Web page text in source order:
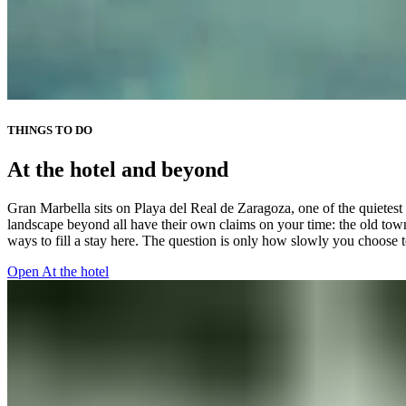
THINGS TO DO​​​​‌ ‍ ​‍​‍‌‍ ‌ ​‍‌‍‍‌‌‍‌ ‌‍‍‌‌‍ ‍​‍​‍​ ‍‍​‍​‍‌ ​ ‌‍​‌‌‍ ‍‌‍‍‌‌ ‌​‌ ‍‌​‍ ‍‌‍‍‌‌‍ ​‍​‍​‍ ​​‍​‍‌‍‍​‌ ​‍‌‍‌‌‌‍‌‍​‍​‍​ ‍‍​‍​‍‌‍‍​‌ ‌​‌ ‌​‌ ​​‌ ​ ​ ‍‍​‍ ​‍ ‌‍ ​​‍ ‌‌‍​‌‌‍ ‍‌‍‌​​‍ ‌‌ ​‍​‍ ‌‌‍‍​‌‍ ‌ ‌​‌‍‌‌‌‍ ​‌ ​ ​‍ ‌‌ ​ ‌ ‌​‌ ‌‌‌‍‌​‌‍‍‌‌‍ ​‍ ‍‌ ‌‍‌‍‌‌‌ ​‍‌‍​ ‌‍‌‌‌‍ ​​‍ ‍‌‍​‌‌ ​​‌ ​​​‍ ‌‍‍‌‌‍ ‍‌ ‌​‌‍‌‌‌‍ ‍‌ ‌​​‍ ‌‍‌‌‌‍‌​‌‍‍‌‌ ‌​​‍ ‌‍ ‌‌‍ ‌‍‌​‌‍‌‌​ ‌‌ ​​‌ ​‍‌‍‌‌‌ ​ ‌‍‌‌‌‍ ‍‌ ‌​‌‍​‌‌ ‌​‌‍‍‌‌‍ ‌‍ ‍​ ‍ ‌‍‍‌‌‍‌​​ ‌​ ‌ ​ ​ ​ ‍‌​ ​​​ ‌ ​ ​‍​ ‌ ​ ​‌​‍ ‌​ ​ ​ ‌‍‌‍​‌​ ​ ​‍ ‌​ ‌​​ ​ ​ ​‍​ ‌‍​‍ ‌​ ‍​​ ‍‌​ ‌​‌‍‌​​‍ ‌​ ‌​‌‍‌‍‌‍‌​​ ‍‌​ ​‌​ ‌‍​ ​‌​ ‌​​ ‌​​ ‍​‌‍​‍‌‍‌​​ ‍ ‌ ‌​‌ ‍‌‌ ​​‌‍‌‌​ ‌‌‍‍​‌‍ ‌ ‌​‌‍‌‌‌‍ ​‌‌​ ‌‍‍‌‌ ‌​‌‍‌‌‌‌​​‌‍​‌‌‍‌ ‌‍‌‌​ ‍ ‌ ​​‌‍​‌‌ ‌​‌‍‍​​ ‌‌ ​​‌‍​‌‌‍‌ ‌‍‌‌‌​​‍‌ ‌‌‌‍‍‌‌‍ ​‌‍‌​‌‍‌‌‌ ​‍​‍‌‌​ ‌‌‌​​‍‌‌ ‌‍‍ ‌‍‌‌‌ ‍‌​‍‌‌​ ​ ‌​‌​​‍‌‌​ ​ ‌​‌​​‍‌‌​ ​‍​ ​‍‌‍​‍​ ​ ‌‍​‍​ ‌‌​ ‍​​ ‍‌‌‍​‍​ ​‍​ ‍​​ ‌​​ ‍‌​ ​‍​‍‌‌​ ​‍​ ​‍​‍‌‌​ ‌‌‌​‌​​‍ ‍‌ ​ ‌ ‌‌‌‍​‍‌‍‍​‌‍‌‌‌‍​‌‌‍‌​‌‍‍‌‌‍ ‍‌‍‌ ​ ‌‍​‍‌‍​‌‌ ​ ‌‍‌‌‌‌‌‌‌ ​‍‌‍ ​​ ‌‌‍‍​‌ ‌​‌ ‌​‌ ​​‌ ​ ​‍‌‌​ ​ ‌​​‌​‍‌‌​ ​‍‌​‌‍​‍‌‌​ ​‍‌​‌‍‌‍ ​​‍ ‌‌‍​‌‌‍ ‍‌‍‌​​‍ ‌‌ ​‍​‍ ‌‌‍‍​‌‍ ‌ ‌​‌‍‌‌‌‍ ​‌ ​ ​‍ ‌‌ ​ ‌ ‌​‌ ‌‌‌‍‌​‌‍‍‌‌‍ ​‍ ‍‌ ‌‍‌‍‌‌‌ ​‍‌‍​ ‌‍‌‌‌‍ ​​‍ ‍‌‍​‌‌ ​​‌ ​​​‍‌‍‌‍‍‌‌‍‌​​ ‌​ ‌ ​ ​ ​ ‍‌​ ​​​ ‌ ​ ​‍​ ‌ ​ ​‌​‍ ‌​ ​ ​ ‌‍‌‍​‌​ ​ ​‍ ‌​ ‌​​ ​ ​ ​‍​ ‌‍​‍ ‌​ ‍​​ ‍‌​ ‌​‌‍‌​​‍ ‌​ ‌​‌‍‌‍‌‍‌​​ ‍‌​ ​‌​ ‌‍​ ​‌​ ‌​​ ‌​​ ‍​‌‍​‍‌‍‌​​‍‌‍‌ ‌​‌ ‍‌‌ ​​‌‍‌‌​ ‌‌‍‍​‌‍ ‌ ‌​‌‍‌‌‌‍ ​‌‌​ ‌‍‍‌‌ ‌​‌‍‌‌‌‌​​‌‍​‌‌‍‌ ‌‍‌‌​‍‌‍‌ ​​‌‍​‌‌ ‌​‌‍‍​​ ‌‌ ​​‌‍​‌‌‍‌ ‌‍‌‌‌​​‍‌ ‌‌‌‍‍‌‌‍ ​‌‍‌​‌‍‌‌‌ ​‍​‍‌‌​ ‌‌‌​​‍‌‌ ‌‍‍ ‌‍‌‌‌ ‍‌​‍‌‌​ ​ ‌​‌​​‍‌‌​ ​ ‌​‌​​‍‌‌​ ​‍​ ​‍‌‍​‍​ ​ ‌‍​‍​ ‌‌​ ‍​​ ‍‌‌‍​‍​ ​‍​ ‍​​ ‌​​ ‍‌​ ​‍​‍‌‌​ ​‍​ ​‍​‍‌‌​ ‌‌‌​‌​​‍ ‍‌ ​ ‌ ‌‌‌‍​‍‌‍‍​‌‍‌‌‌‍​‌‌‍‌​‌‍‍‌‌‍ ‍‌‍‌ ​‍‌‍‌ ​​‌‍‌‌‌ ​‍‌ ​ ‌ ​​‌‍‌‌‌‍​ ‌ ‌​‌‍‍‌‌ ‌‍‌‍‌‌​ ‌‌ ​​‌ ‌‌‌‍​‍‌‍ ​‌‍‍‌‌ ​ ‌‍‍​‌‍‌‌‌‍‌​​‍​‍‌ ‌
At the hotel and beyond​​​​‌ ‍ ​‍​‍‌‍ ‌ ​‍‌‍‍‌‌‍‌ ‌‍‍‌‌‍ ‍​‍​‍​ ‍‍​‍​‍‌ ​ ‌‍​‌‌‍ ‍‌‍‍‌‌ ‌​‌ ‍‌​‍ ‍‌‍‍‌‌‍ ​‍​‍​‍ ​​‍​‍‌‍‍​‌ ​‍‌‍‌‌‌‍‌‍​‍​‍​ ‍‍​‍​‍‌‍‍​‌ ‌​‌ ‌​‌ ​​‌ ​ ​ ‍‍​‍ ​‍ ‌‍ ​​‍ ‌‌‍​‌‌‍ ‍‌‍‌​​‍ ‌‌ ​‍​‍ ‌‌‍‍​‌‍ ‌ ‌​‌‍‌‌‌‍ ​‌ ​ ​‍ ‌‌ ​ ‌ ‌​‌ ‌‌‌‍‌​‌‍‍‌‌‍ ​‍ ‍‌ ‌‍‌‍‌‌‌ ​‍‌‍​ ‌‍‌‌‌‍ ​​‍ ‍‌‍​‌‌ ​​‌ ​​​‍ ‌‍‍‌‌‍ ‍‌ ‌​‌‍‌‌‌‍ ‍‌ ‌​​‍ ‌‍‌‌‌‍‌​‌‍‍‌‌ ‌​​‍ ‌‍ ‌‌‍ ‌‍‌​‌‍‌‌​ ‌‌ ​​‌ ​‍‌‍‌‌‌ ​ ‌‍‌‌‌‍ ‍‌ ‌​‌‍​‌‌ ‌​‌‍‍‌‌‍ ‌‍ ‍​ ‍ ‌‍‍‌‌‍‌​​ ‌​ ‌ ​ ​ ​ ‍‌​ ​​​ ‌ ​ ​‍​ ‌ ​ ​‌​‍ ‌​ ​ ​ ‌‍‌‍​‌​ ​ ​‍ ‌​ ‌​​ ​ ​ ​‍​ ‌‍​‍ ‌​ ‍​​ ‍‌​ ‌​‌‍‌​​‍ ‌​ ‌​‌‍‌‍‌‍‌​​ ‍‌​ ​‌​ ‌‍​ ​‌​ ‌​​ ‌​​ ‍​‌‍​‍‌‍‌​​ ‍ ‌ ‌​‌ ‍‌‌ ​​‌‍‌‌​ ‌‌‍‍​‌‍ ‌ ‌​‌‍‌‌‌‍ ​‌‌​ ‌‍‍‌‌ ‌​‌‍‌‌‌‌​​‌‍​‌‌‍‌ ‌‍‌‌​ ‍ ‌ ​​‌‍​‌‌ ‌​‌‍‍​​ ‌‌ ​​‌‍​‌‌‍‌ ‌‍‌‌‌​​‍‌ ‌‌‌‍‍‌‌‍ ​‌‍‌​‌‍‌‌‌ ​‍​‍‌‌​ ‌‌‌​​‍‌‌ ‌‍‍ ‌‍‌‌‌ ‍‌​‍‌‌​ ​ ‌​‌​​‍‌‌​ ​ ‌​‌​​‍‌‌​ ​‍​ ​‍‌‍​‍​ ​ ‌‍​‍​ ‌‌​ ‍​​ ‍‌‌‍​‍​ ​‍​ ‍​​ ‌​​ ‍‌​ ​‍​‍‌‌​ ​‍​ ​‍​‍‌‌​ ‌‌‌​‌​​‍ ‍‌‍‍​‌‍‌‌‌‍​‌‌‍‌​‌‍‍‌‌‍ ‍‌‍‌ ​ ‌‍​‍‌‍​‌‌ ​ ‌‍‌‌‌‌‌‌‌ ​‍‌‍ ​​ ‌‌‍‍​‌ ‌​‌ ‌​‌ ​​‌ ​ ​‍‌‌​ ​ ‌​​‌​‍‌‌​ ​‍‌​‌‍​‍‌‌​ ​‍‌​‌‍‌‍ ​​‍ ‌‌‍​‌‌‍ ‍‌‍‌​​‍ ‌‌ ​‍​‍ ‌‌‍‍​‌‍ ‌ ‌​‌‍‌‌‌‍ ​‌ ​ ​‍ ‌‌ ​ ‌ ‌​‌ ‌‌‌‍‌​‌‍‍‌‌‍ ​‍ ‍‌ ‌‍‌‍‌‌‌ ​‍‌‍​ ‌‍‌‌‌‍ ​​‍ ‍‌‍​‌‌ ​​‌ ​​​‍‌‍‌‍‍‌‌‍‌​​ ‌​ ‌ ​ ​ ​ ‍‌​ ​​​ ‌ ​ ​‍​ ‌ ​ ​‌​‍ ‌​ ​ ​ ‌‍‌‍​‌​ ​ ​‍ ‌​ ‌​​ ​ ​ ​‍​ ‌‍​‍ ‌​ ‍​​ ‍‌​ ‌​‌‍‌​​‍ ‌​ ‌​‌‍‌‍‌‍‌​​ ‍‌​ ​‌​ ‌‍​ ​‌​ ‌​​ ‌​​ ‍​‌‍​‍‌‍‌​​‍‌‍‌ ‌​‌ ‍‌‌ ​​‌‍‌‌​ ‌‌‍‍​‌‍ ‌ ‌​‌‍‌‌‌‍ ​‌‌​ ‌‍‍‌‌ ‌​‌‍‌‌‌‌​​‌‍​‌‌‍‌ ‌‍‌‌​‍‌‍‌ ​​‌‍​‌‌ ‌​‌‍‍​​ ‌‌ ​​‌‍​‌‌‍‌ ‌‍‌‌‌​​‍‌ ‌‌‌‍‍‌‌‍ ​‌‍‌​‌‍‌‌‌ ​‍​‍‌‌​ ‌‌‌​​‍‌‌ ‌‍‍ ‌‍‌‌‌ ‍‌​‍‌‌​ ​ ‌​‌​​‍‌‌​ ​ ‌​‌​​‍‌‌​ ​‍​ ​‍‌‍​‍​ ​ ‌‍​‍​ ‌‌​ ‍​​ ‍‌‌‍​‍​ ​‍​ ‍​​ ‌​​ ‍‌​ ​‍​‍‌‌​ ​‍​ ​‍​‍‌‌​ ‌‌‌​‌​​‍ ‍‌‍‍​‌‍‌‌‌‍​‌‌‍‌​‌‍‍‌‌‍ ‍‌‍‌ ​‍‌‍‌ ​​‌‍‌‌‌ ​‍‌ ​ ‌ ​​‌‍‌‌‌‍​ ‌ ‌​‌‍‍‌‌ ‌‍‌‍‌‌​ ‌‌ ​​‌ ‌‌‌‍​‍‌‍ ​‌‍‍‌‌ ​ ‌‍‍​‌‍‌‌‌‍‌​​‍​‍‌ ‌
Gran Marbella sits on Playa del Real de Zaragoza, one of the
landscape beyond all have their own claims on your time: the old
ways to fill a stay here. The question is only how slowly you choose to move through it.​​​​‌
Open At the hotel​​​​‌ ‍ ​‍​‍‌‍ ‌ ​‍‌‍‍‌‌‍‌ ‌‍‍‌‌‍ ‍​‍​‍​ ‍‍​‍​‍‌ ​ ‌‍​‌‌‍ ‍‌‍‍‌‌ ‌​‌ ‍‌​‍ ‍‌‍‍‌‌‍ ​‍​‍​‍ ​​‍​‍‌‍‍​‌ ​‍‌‍‌‌‌‍‌‍​‍​‍​ ‍‍​‍​‍‌‍‍​‌ ‌​‌ ‌​‌ ​​‌ ​ ​ ‍‍​‍ ​‍ ‌‍ ​​‍ ‌‌‍​‌‌‍ ‍‌‍‌​​‍ ‌‌ ​‍​‍ ‌‌‍‍​‌‍ ‌ ‌​‌‍‌‌‌‍ ​‌ ​ ​‍ ‌‌ ​ ‌ ‌​‌ ‌‌‌‍‌​‌‍‍‌‌‍ ​‍ ‍‌ ‌‍‌‍‌‌‌ ​‍‌‍​ ‌‍‌‌‌‍ ​​‍ ‍‌‍​‌‌ ​​‌ ​​​‍ ‌‍‍‌‌‍ ‍‌ ‌​‌‍‌‌‌‍ ‍‌ ‌​​‍ ‌‍‌‌‌‍‌​‌‍‍‌‌ ‌​​‍ ‌‍ ‌‌‍ ‌‍‌​‌‍‌‌​ ‌‌ ​​‌ ​‍‌‍‌‌‌ ​ ‌‍‌‌‌‍ ‍‌ ‌​‌‍​‌‌ ‌​‌‍‍‌‌‍ ‌‍ ‍​ ‍ ‌‍‍‌‌‍‌​​ ‌​ ‌ ​ ​ ​ ‍‌​ ​​​ ‌ ​ ​‍​ ‌ ​ ​‌​‍ ‌​ ​ ​ ‌‍‌‍​‌​ ​ ​‍ ‌​ ‌​​ ​ ​ ​‍​ ‌‍​‍ ‌​ ‍​​ ‍‌​ ‌​‌‍‌​​‍ ‌​ ‌​‌‍‌‍‌‍‌​​ ‍‌​ ​‌​ ‌‍​ ​‌​ ‌​​ ‌​​ ‍​‌‍​‍‌‍‌​​ ‍ ‌ ‌​‌ ‍‌‌ ​​‌‍‌‌​ ‌‌‍‍​‌‍ ‌ ‌​‌‍‌‌‌‍ ​‌‌​ ‌‍‍‌‌ ‌​‌‍‌‌‌‌​​‌‍​‌‌‍‌ ‌‍‌‌​ ‍ ‌ ​​‌‍​‌‌ ‌​‌‍‍​​ ‌‌ ​​‌‍​‌‌‍‌ ‌‍‌‌‌​​‍‌ ‌‌‌‍‍‌‌‍ ​‌‍‌​‌‍‌‌‌ ​‍​‍‌‌​ ‌‌‌​​‍‌‌ ‌‍‍ ‌‍‌‌‌ ‍‌​‍‌‌​ ​ ‌​‌​​‍‌‌​ ​ ‌​‌​​‍‌‌​ ​‍​ ​‍‌‍​‍​ ​ ‌‍​‍​ ‌‌​ ‍​​ ‍‌‌‍​‍​ ​‍​ ‍​​ ‌​​ ‍‌​ ​‍​‍‌‌​ ​‍​ ​‍​‍‌‌​ ‌‌‌​‌​​‍ ‍‌‍​ ‌‍ ‌‍ ‍‌ ‌​‌‍‌‌‌‍ ‍‌ ‌​​‍‌‌​ ‌‌‌​​‍‌‌ ‌‍‍ ‌‍‌‌‌ ‍‌​‍‌‌​ ​ ‌​‌​​‍‌‌​ ​ ‌​‌​​‍‌‌​ ​‍​ ​‍​ ‍​​ ​ ​ ‌ ​ ​‍​ ‌ ​ ‌‌​ ​‍‌‍​‍​ ​​‌‍‌‍​ ​​‌‍‌​​‍‌‌​ ​‍​ ​‍​‍‌‌​ ‌‌‌​‌​​‍ ‍‌ ‌​‌‍‍‌‌ ‌​‌‍ ​‌‍‌‌​ ‌‍​‍‌‍​‌‌ ​ ‌‍‌‌‌‌‌‌‌ ​‍‌‍ ​​ ‌‌‍‍​‌ ‌​‌ ‌​‌ ​​‌ ​ ​‍‌‌​ ​ ‌​​‌​‍‌‌​ ​‍‌​‌‍​‍‌‌​ ​‍‌​‌‍‌‍ ​​‍ ‌‌‍​‌‌‍ ‍‌‍‌​​‍ ‌‌ ​‍​‍ ‌‌‍‍​‌‍ ‌ ‌​‌‍‌‌‌‍ ​‌ ​ ​‍ ‌‌ ​ ‌ ‌​‌ ‌‌‌‍‌​‌‍‍‌‌‍ ​‍ ‍‌ ‌‍‌‍‌‌‌ ​‍‌‍​ ‌‍‌‌‌‍ ​​‍ ‍‌‍​‌‌ ​​‌ ​​​‍‌‍‌‍‍‌‌‍‌​​ ‌​ ‌ ​ ​ ​ ‍‌​ ​​​ ‌ ​ ​‍​ ‌ ​ ​‌​‍ ‌​ ​ ​ ‌‍‌‍​‌​ ​ ​‍ ‌​ ‌​​ ​ ​ ​‍​ ‌‍​‍ ‌​ ‍​​ ‍‌​ ‌​‌‍‌​​‍ ‌​ ‌​‌‍‌‍‌‍‌​​ ‍‌​ ​‌​ ‌‍​ ​‌​ ‌​​ ‌​​ ‍​‌‍​‍‌‍‌​​‍‌‍‌ ‌​‌ ‍‌‌ ​​‌‍‌‌​ ‌‌‍‍​‌‍ ‌ ‌​‌‍‌‌‌‍ ​‌‌​ ‌‍‍‌‌ ‌​‌‍‌‌‌‌​​‌‍​‌‌‍‌ ‌‍‌‌​‍‌‍‌ ​​‌‍​‌‌ ‌​‌‍‍​​ ‌‌ ​​‌‍​‌‌‍‌ ‌‍‌‌‌​​‍‌ ‌‌‌‍‍‌‌‍ ​‌‍‌​‌‍‌‌‌ ​‍​‍‌‌​ ‌‌‌​​‍‌‌ ‌‍‍ ‌‍‌‌‌ ‍‌​‍‌‌​ ​ ‌​‌​​‍‌‌​ ​ ‌​‌​​‍‌‌​ ​‍​ ​‍‌‍​‍​ ​ ‌‍​‍​ ‌‌​ ‍​​ ‍‌‌‍​‍​ ​‍​ ‍​​ ‌​​ ‍‌​ ​‍​‍‌‌​ ​‍​ ​‍​‍‌‌​ ‌‌‌​‌​​‍ ‍‌‍​ ‌‍ ‌‍ ‍‌ ‌​‌‍‌‌‌‍ ‍‌ ‌​​‍‌‌​ ‌‌‌​​‍‌‌ ‌‍‍ ‌‍‌‌‌ ‍‌​‍‌‌​ ​ ‌​‌​​‍‌‌​ ​ ‌​‌​​‍‌‌​ ​‍​ ​‍​ ‍​​ ​ ​ ‌ ​ ​‍​ ‌ ​ ‌‌​ ​‍‌‍​‍​ ​​‌‍‌‍​ ​​‌‍‌​​‍‌‌​ ​‍​ ​‍​‍‌‌​ ‌‌‌​‌​​‍ ‍‌ ‌​‌‍‍‌‌ ‌​‌‍ ​‌‍‌‌​‍‌‍‌ ​​‌‍‌‌‌ ​‍‌ ​ ‌ ​​‌‍‌‌‌‍​ ‌ ‌​‌‍‍‌‌ ‌‍‌‍‌‌​ ‌‌ ​​‌ ‌‌‌‍​‍‌‍ ​‌‍‍‌‌ ​ ‌‍‍​‌‍‌‌‌‍‌​​‍​‍‌ ‌